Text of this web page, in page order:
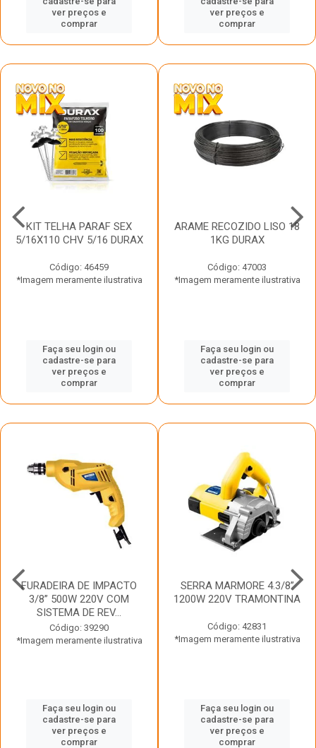
ver preços e
comprar
ver preços e
comprar
KIT TELHA PARAF SEX
5/16X110 CHV 5/16 DURAX
Código: 46459
*Imagem meramente ilustrativa
Faça seu login ou
cadastre-se para
ver preços e
comprar
ARAME RECOZIDO LISO 18
1KG DURAX
Código: 47003
*Imagem meramente ilustrativa
Faça seu login ou
cadastre-se para
ver preços e
comprar
FURADEIRA DE IMPACTO
3/8” 500W 220V COM
SISTEMA DE REV...
Código: 39290
*Imagem meramente ilustrativa
Faça seu login ou
cadastre-se para
ver preços e
comprar
SERRA MARMORE 4.3/8”
1200W 220V TRAMONTINA
Código: 42831
*Imagem meramente ilustrativa
Faça seu login ou
cadastre-se para
ver preços e
comprar